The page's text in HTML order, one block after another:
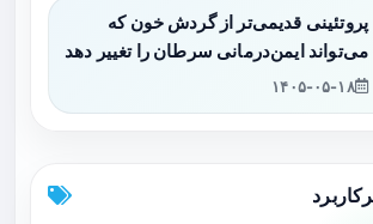
پروتئینی قدیمی‌تر از گردش خون که
می‌تواند ایمن‌درمانی سرطان را تغییر دهد
۱۴۰۵-۰۵-۱۸